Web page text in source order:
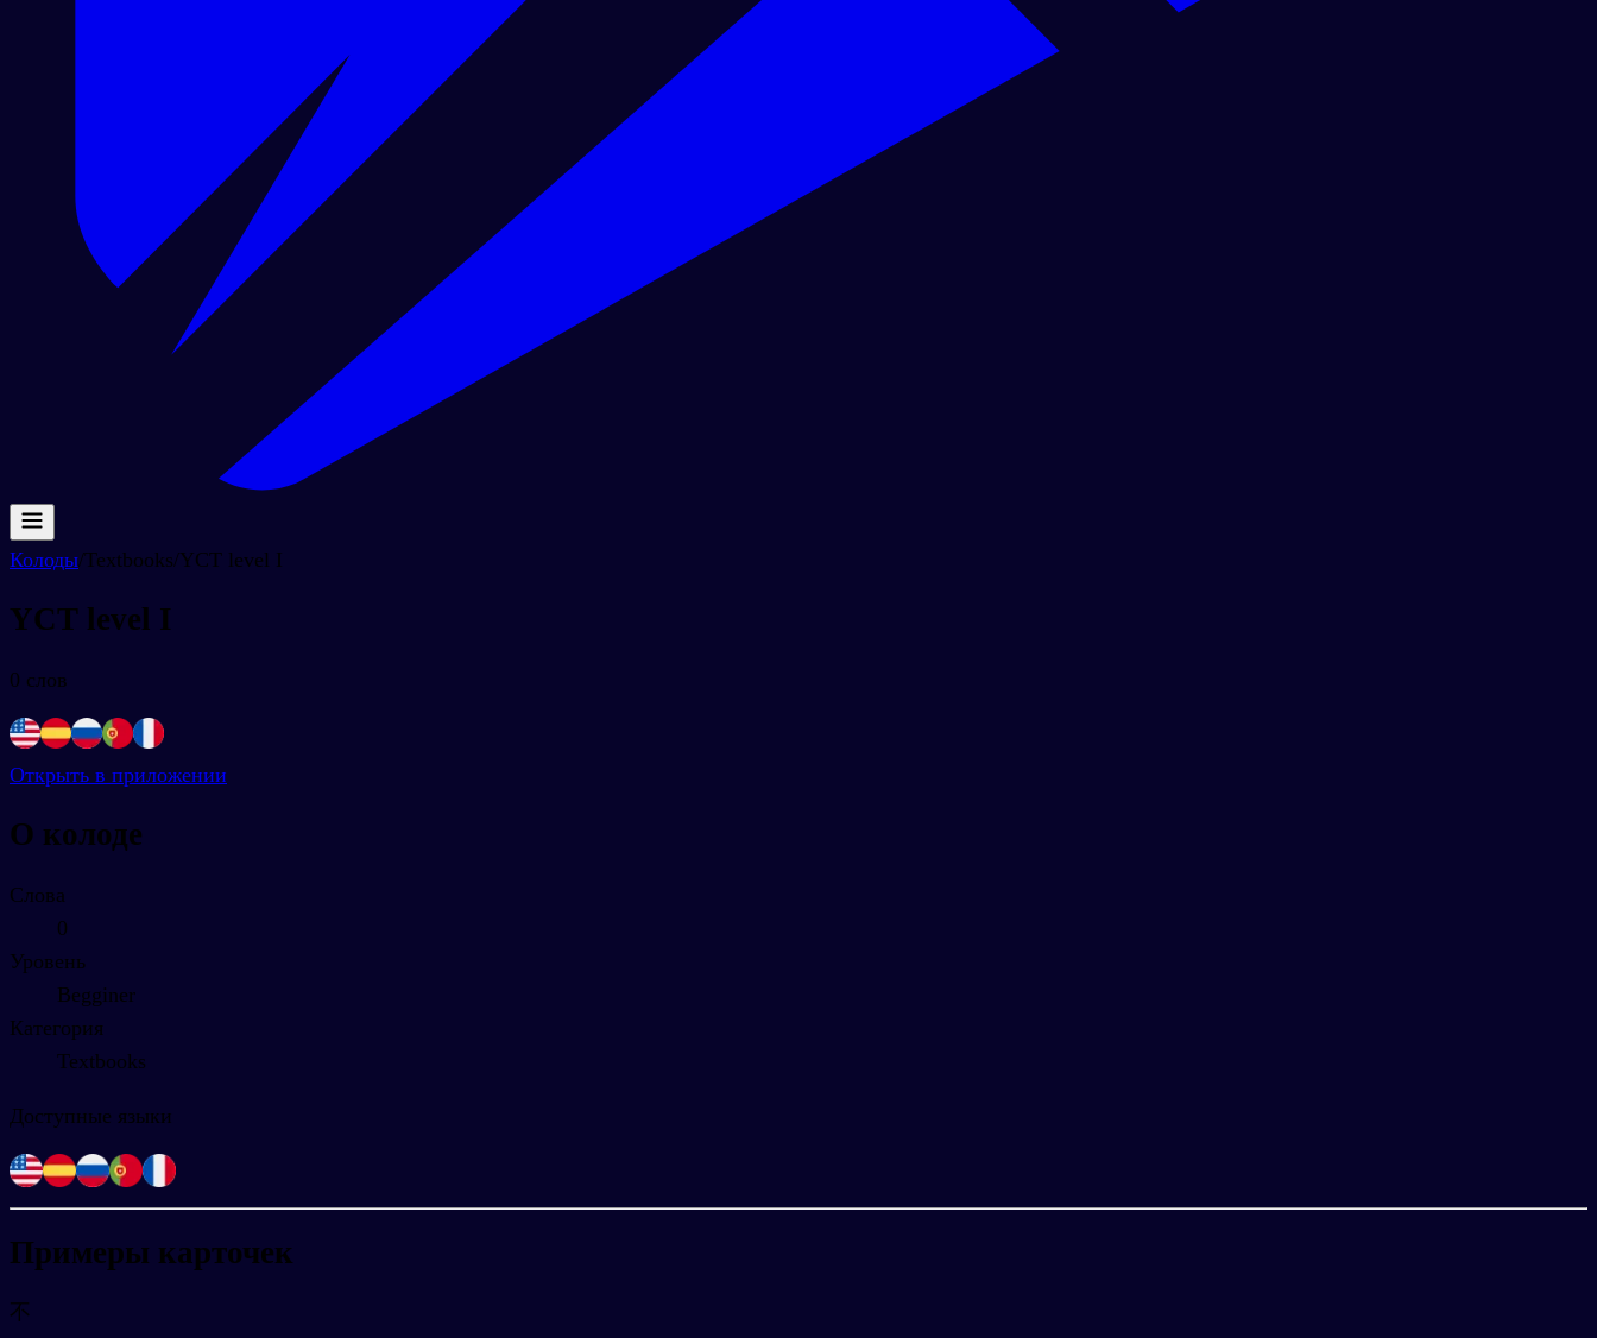
Колоды/Textbooks/YCT level I
YCT level I
0 слов
Открыть в приложении
О колоде
Слова
0
Уровень
Begginer
Категория
Textbooks
Доступные языки
Примеры карточек
不